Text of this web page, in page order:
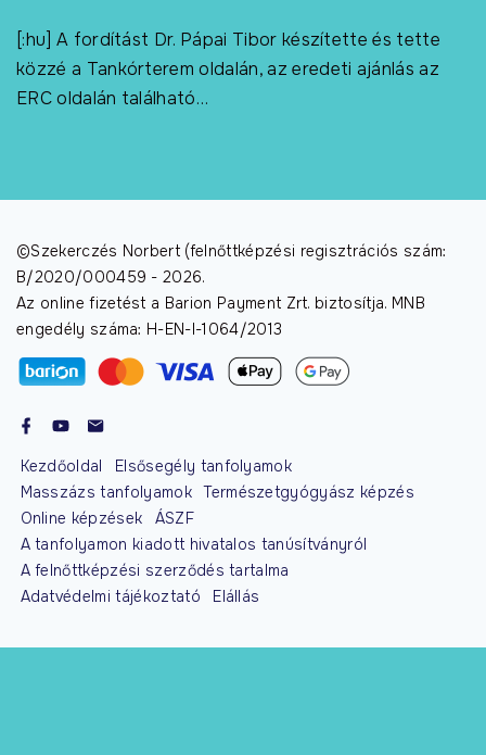
[:hu] A fordítást Dr. Pápai Tibor készítette és tette
közzé a Tankórterem oldalán, az eredeti ajánlás az
ERC oldalán található…
©Szekerczés Norbert (felnőttképzési regisztrációs szám:
B/2020/000459 -2026.
Az online fizetést a Barion Payment Zrt. biztosítja. MNB
engedély száma: H-EN-I-1064/2013
Kezdőoldal
Elsősegély tanfolyamok
Masszázs tanfolyamok
Természetgyógyász képzés
Online képzések
ÁSZF
A tanfolyamon kiadott hivatalos tanúsítványról
A felnőttképzési szerződés tartalma
Adatvédelmi tájékoztató
Elállás